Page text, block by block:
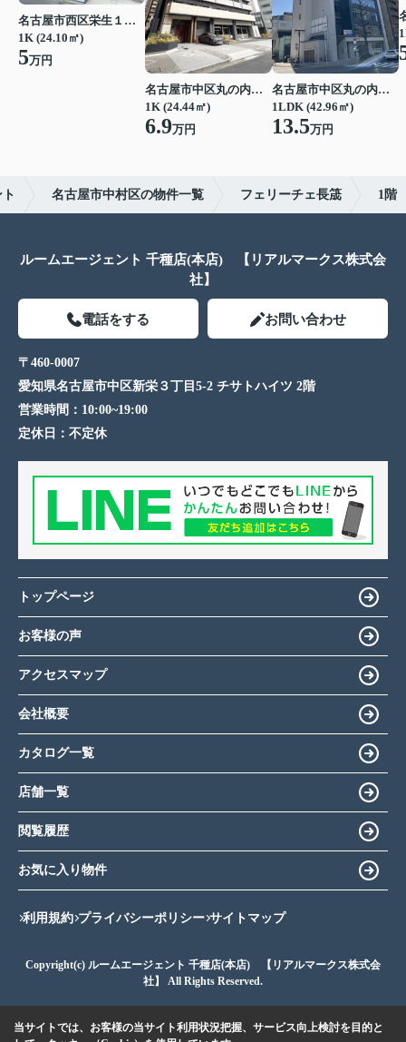
名古屋市西区栄生１丁目
1K (24.10㎡)
5万円
名古屋市中区丸の内２丁目
1K (24.44㎡)
6.9万円
名古屋市中区丸の内２丁目
1LDK (42.96㎡)
13.5万円
名古屋市中村区の物件一覧 フェリーチェ長筬 1階
ルームエージェント 千種店(本店) 【リアルマークス株式会
社】
電話をする お問い合わせ
〒460-0007
愛知県名古屋市中区新栄３丁目5-2 チサトハイツ 2階
営業時間： 10:00~19:00
定休日： 不定休
トップページ
お客様の声
アクセスマップ
会社概要
カタログ一覧
店舗一覧
閲覧履歴
お気に入り物件
利用規約 プライバシーポリシー サイトマップ
Copyright(c) ルームエージェント 千種店(本店) 【リアルマークス株式会
社】 All Rights Reserved.
当サイトでは、お客様の当サイト利用状況把握、サービス向上検討を目的と